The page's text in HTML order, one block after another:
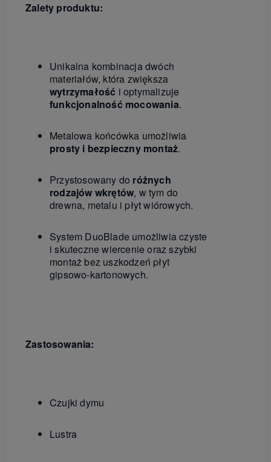
Zalety produktu:
Unikalna kombinacja dwóch
materiałów, która zwiększa
wytrzymałość i optymalizuje
funkcjonalność mocowania.
Metalowa końcówka umożliwia
prosty i bezpieczny montaż.
Przystosowany do różnych
rodzajów wkrętów, w tym do
drewna, metalu i płyt wiórowych.
System DuoBlade umożliwia czyste
i skuteczne wiercenie oraz szybki
montaż bez uszkodzeń płyt
gipsowo-kartonowych.
Zastosowania:
Czujki dymu
Lustra